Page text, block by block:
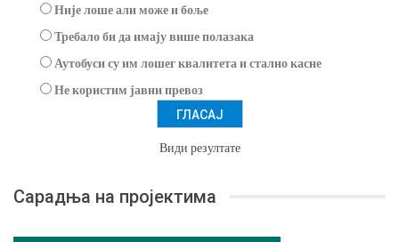
Није лоше али може и боље
Требало би да имају више полазака
Аутобуси су им лошег квалитета и стално касне
Не користим јавни превоз
Види резултате
Сарадња на пројектима